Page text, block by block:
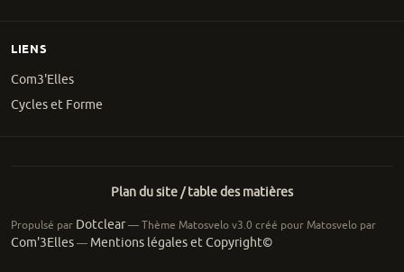
LIENS
Com3'Elles
Cycles et Forme
Plan du site / table des matières
Propulsé par Dotclear— Thème Matosvelo v3.0 créé pour Matosvelo par
Com'3Elles— Mentions légales et Copyright©